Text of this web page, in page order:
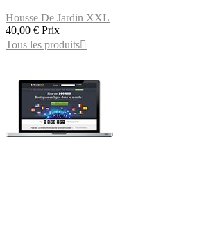
Housse De Jardin XXL
40,00 € Prix
Tous les produits